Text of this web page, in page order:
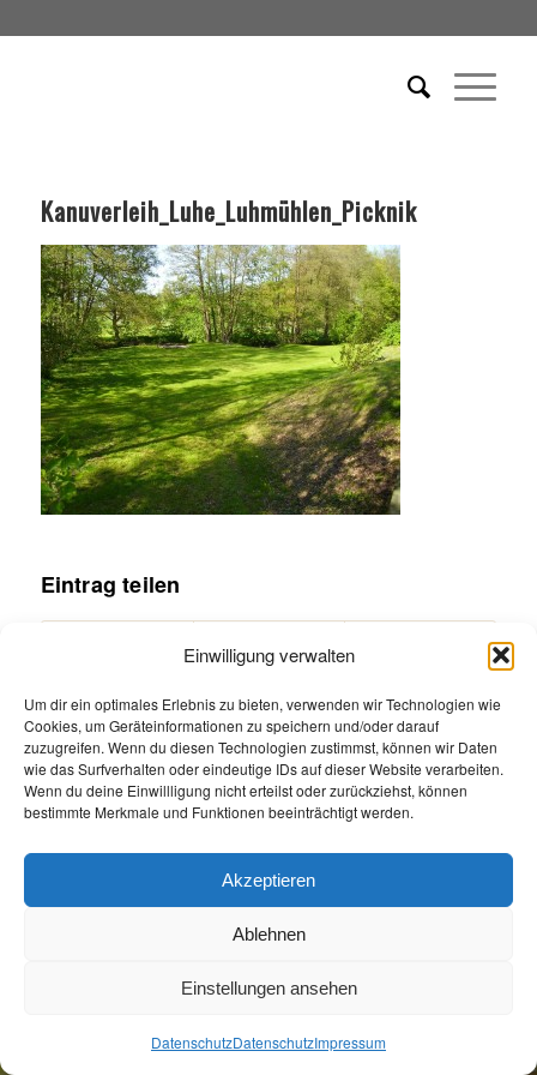
Einwilligung verwalten
Um dir ein optimales Erlebnis zu bieten, verwenden wir Technologien wie
Cookies, um Geräteinformationen zu speichern und/oder darauf
zuzugreifen. Wenn du diesen Technologien zustimmst, können wir Daten
wie das Surfverhalten oder eindeutige IDs auf dieser Website verarbeiten.
Wenn du deine Einwillligung nicht erteilst oder zurückziehst, können
bestimmte Merkmale und Funktionen beeinträchtigt werden.
Akzeptieren
Ablehnen
Einstellungen ansehen
DatenschutzDatenschutzImpressum
Kanuverleih_Luhe_Luhmühlen_Picknik
Eintrag teilen
Datenschutz